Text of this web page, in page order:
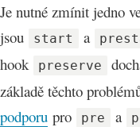
Je nutné zmínit jedno
jsou
start a
hook
preserve
základě těchto
podporu pro pre a